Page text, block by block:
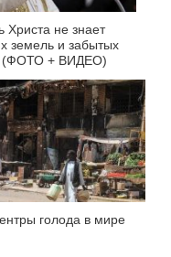
Христа не знает
земель и забытых
(ФОТО + ВИДЕО)
голода в мире